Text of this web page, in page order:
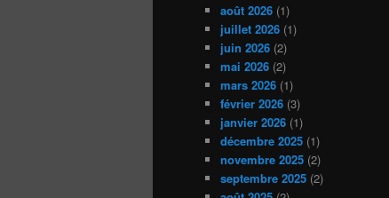
août 2026 (1)
juillet 2026 (1)
juin 2026 (2)
mai 2026 (2)
mars 2026 (1)
février 2026 (3)
janvier 2026 (1)
décembre 2025 (1)
novembre 2025 (2)
septembre 2025 (2)